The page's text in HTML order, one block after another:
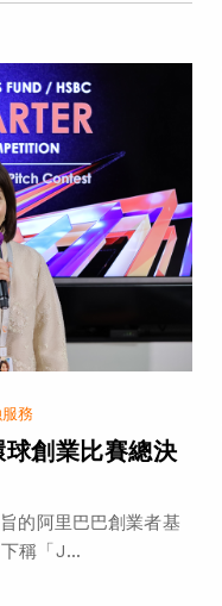
務
創業比賽總決
的阿里巴巴創業者基
稱「J...